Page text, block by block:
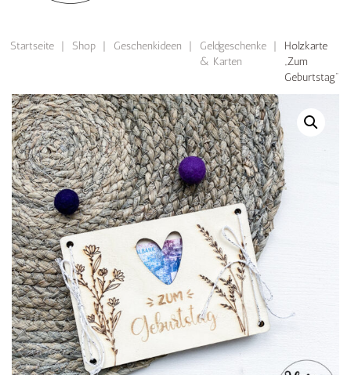
Startseite | Shop | Geschenkideen |
Geldgeschenke
& Karten
|
Holzkarte
„Zum
Geburtstag“